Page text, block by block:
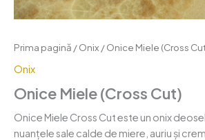
Prima pagină /Onix / Onice Miele (Cross
Onix
Onice Miele (Cross Cut)
Onice Miele Cross Cut este un onix
nuanțele sale calde de miere, auriu și